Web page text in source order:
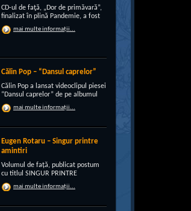
CD-ul de faţă, „Dor de primăvară”,
finalizat în plină Pandemie, a fost
conceput, pe de-a intregul, de
rocker-ul Călin Pop, inconfundabil
publică electrizantă, de
experimentat vocalist […]
mai multe informații...
Călin Pop – “Dansul caprelor”
Călin Pop a lansat videoclipul piesei
“Dansul caprelor” de pe albumul
“Ritual de iarnă”. Premiera a avut
loc pe 27.12.2020 pe canalul
Jocul caprei este un obicei întâlnit
în perioada […]
mai multe informații...
Eugen Rotaru – Singur printre
amintiri
Volumul de față, publicat postum
cu titlul SINGUR PRINTRE
AMINTIRI, este o confesiune a lui
Eugen Rotaru despre bunii lui
unul, și l-au lăsat din ce în ce mai
mai multe informații...